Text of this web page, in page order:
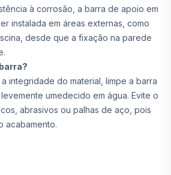
à corrosão, a barra de apoio em
instalada em áreas externas, como
desde que a fixação na parede
integridade do material, limpe a barra
umedecido em água. Evite o
abrasivos ou palhas de aço, pois
acabamento.